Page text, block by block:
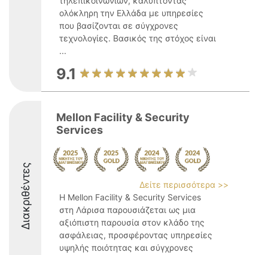
ολόκληρη την Ελλάδα με υπηρεσίες
που βασίζονται σε σύγχρονες
τεχνολογίες. Βασικός της στόχος είναι
...
9.1
Διακριθέντες
Mellon Facility & Security
Services
Δείτε περισσότερα >>
Η Mellon Facility & Security Services
στη Λάρισα παρουσιάζεται ως μια
αξιόπιστη παρουσία στον κλάδο της
ασφάλειας, προσφέροντας υπηρεσίες
υψηλής ποιότητας και σύγχρονες